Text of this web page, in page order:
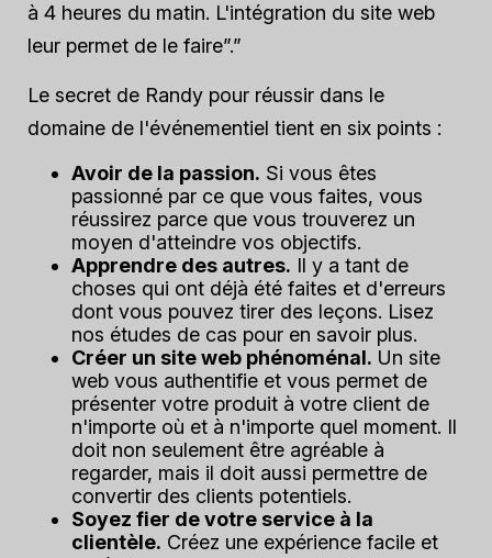
à 4 heures du matin. L'intégration du site web
leur permet de le faire”.”
Le secret de Randy pour réussir dans le
domaine de l'événementiel tient en six points :
Avoir de la passion. Si vous êtes
passionné par ce que vous faites, vous
réussirez parce que vous trouverez un
moyen d'atteindre vos objectifs.
Apprendre des autres. Il y a tant de
choses qui ont déjà été faites et d'erreurs
dont vous pouvez tirer des leçons. Lisez
nos études de cas pour en savoir plus.
Créer un site web phénoménal. Un site
web vous authentifie et vous permet de
présenter votre produit à votre client de
n'importe où et à n'importe quel moment. Il
doit non seulement être agréable à
regarder, mais il doit aussi permettre de
convertir des clients potentiels.
Soyez fier de votre service à la
clientèle. Créez une expérience facile et